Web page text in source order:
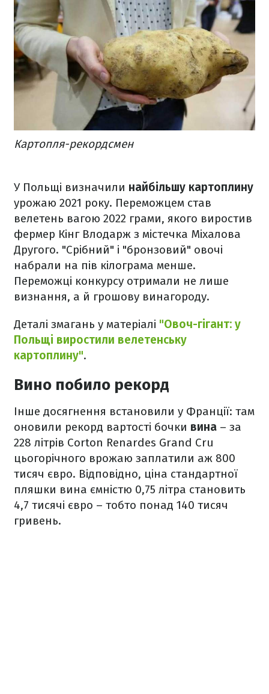
Картопля-рекордсмен
У Польщі визначили найбільшу картоплину
урожаю 2021 року. Переможцем став
велетень вагою 2022 грами, якого виростив
фермер Кінг Влодарж з містечка Міхалова
Другого. "Срібний" і "бронзовий" овочі
набрали на пів кілограма менше.
Переможці конкурсу отримали не лише
визнання, а й грошову винагороду.
Деталі змагань у матеріалі "Овоч-гігант: у
Польщі виростили велетенську
картоплину".
Вино побило рекорд
Інше досягнення встановили у Франції: там
оновили рекорд вартості бочки вина – за
228 літрів Corton Renardes Grand Cru
цьогорічного врожаю заплатили аж 800
тисяч євро. Відповідно, ціна стандартної
пляшки вина ємністю 0,75 літра становить
4,7 тисячі євро – тобто понад 140 тисяч
гривень.